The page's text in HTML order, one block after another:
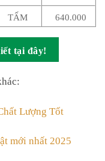
TẤM 640.000
tại đây!
Lượng Tốt
mới nhất 2025